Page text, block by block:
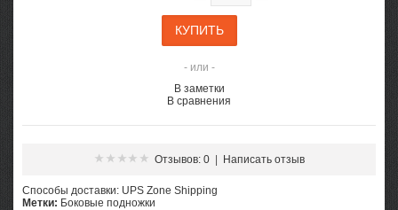
- или -
В заметки
В сравнения
Отзывов: 0| Написать отзыв
Cпособы доставки: UPS Zone Shipping
Метки: Боковые подножки